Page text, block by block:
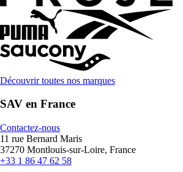
Découvrir toutes nos marques
SAV en France
Contactez-nous
11 rue Bernard Maris
37270 Montlouis-sur-Loire, France
+33 1 86 47 62 58